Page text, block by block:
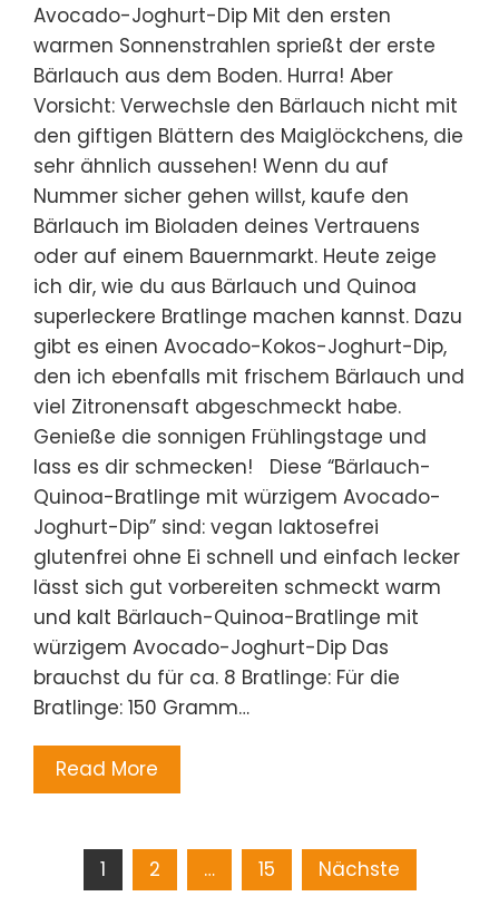
Avocado-Joghurt-Dip Mit den ersten
warmen Sonnenstrahlen sprießt der erste
Bärlauch aus dem Boden. Hurra! Aber
Vorsicht: Verwechsle den Bärlauch nicht mit
den giftigen Blättern des Maiglöckchens, die
sehr ähnlich aussehen! Wenn du auf
Nummer sicher gehen willst, kaufe den
Bärlauch im Bioladen deines Vertrauens
oder auf einem Bauernmarkt. Heute zeige
ich dir, wie du aus Bärlauch und Quinoa
superleckere Bratlinge machen kannst. Dazu
gibt es einen Avocado-Kokos-Joghurt-Dip,
den ich ebenfalls mit frischem Bärlauch und
viel Zitronensaft abgeschmeckt habe.
Genieße die sonnigen Frühlingstage und
lass es dir schmecken! Diese “Bärlauch-
Quinoa-Bratlinge mit würzigem Avocado-
Joghurt-Dip” sind: vegan laktosefrei
glutenfrei ohne Ei schnell und einfach lecker
lässt sich gut vorbereiten schmeckt warm
und kalt Bärlauch-Quinoa-Bratlinge mit
würzigem Avocado-Joghurt-Dip Das
brauchst du für ca. 8 Bratlinge: Für die
Bratlinge: 150 Gramm…
Read More
Seitennummerierung
1 2 … 15 Nächste